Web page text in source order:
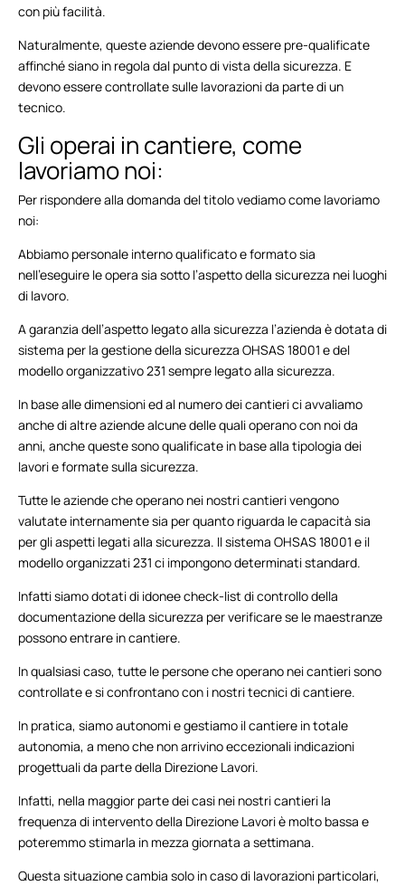
con più facilità.
Naturalmente, queste aziende devono essere pre-qualificate
affinché siano in regola dal punto di vista della sicurezza. E
devono essere controllate sulle lavorazioni da parte di un
tecnico.
Gli operai in cantiere, come
lavoriamo noi:
Per rispondere alla domanda del titolo vediamo come lavoriamo
noi:
Abbiamo personale interno qualificato e formato sia
nell’eseguire le opera sia sotto l’aspetto della sicurezza nei luoghi
di lavoro.
A garanzia dell’aspetto legato alla sicurezza l’azienda è dotata di
sistema per la gestione della sicurezza OHSAS 18001 e del
modello organizzativo 231 sempre legato alla sicurezza.
In base alle dimensioni ed al numero dei cantieri ci avvaliamo
anche di altre aziende alcune delle quali operano con noi da
anni, anche queste sono qualificate in base alla tipologia dei
lavori e formate sulla sicurezza.
Tutte le aziende che operano nei nostri cantieri vengono
valutate internamente sia per quanto riguarda le capacità sia
per gli aspetti legati alla sicurezza. Il sistema OHSAS 18001 e il
modello organizzati 231 ci impongono determinati standard.
Infatti siamo dotati di idonee check-list di controllo della
documentazione della sicurezza per verificare se le maestranze
possono entrare in cantiere.
In qualsiasi caso, tutte le persone che operano nei cantieri sono
controllate e si confrontano con i nostri tecnici di cantiere.
In pratica, siamo autonomi e gestiamo il cantiere in totale
autonomia, a meno che non arrivino eccezionali indicazioni
progettuali da parte della Direzione Lavori.
Infatti, nella maggior parte dei casi nei nostri cantieri la
frequenza di intervento della Direzione Lavori è molto bassa e
poteremmo stimarla in mezza giornata a settimana.
Questa situazione cambia solo in caso di lavorazioni particolari,